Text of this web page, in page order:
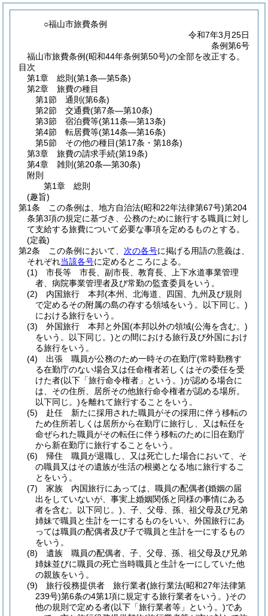
○福山市旅費条例
令和7年3月25日
条例第6号
福山市旅費条例(昭和44年条例第50号)の全部を改正する。
目次
第1章
総則 (第1条―第5条)
第2章
旅費の種目
第1節
通則 (第6条)
第2節
交通費(第7条―第10条)
第3節
宿泊費等(第11条―第13条)
第4節
転居費等(第14条―第16条)
第5節
その他の種目(第17条・第18条)
第3章
旅費の請求手続(第19条)
第4章
雑則 (第20条―第30条)
附則
第1章
総則
(趣旨)
第1条
この条例は、地方自治法(昭和22年法律第67号)第204
条第3項の規定に基づき、公務のために旅行する職員に対し
て支給する旅費について必要な事項を定めるものとする。
(定義)
第2条
この条例において、 次の各号に掲げる用語の意義は、
それぞれ当該各号に定めるところによる。
(1)
市長等 市長、副市長、教育長、上下水道事業管理
者、病院事業管理者及び常勤の監査委員をいう。
(2)
内国旅行 本邦(本州、北海道、四国、九州及び規則
で定めるその附属の島の存する領域をいう。以下同じ。)
における旅行をいう。
(3)
外国旅行 本邦と外国(本邦以外の領域(公海を含む。)
をいう。以下同じ。)との間における旅行及び外国におけ
る旅行をいう。
(4)
出張 職員が公務のため一時その在勤庁(常時勤務す
る在勤庁のない場合又は任命権者若しくはその委任を受
けた者(以下「旅行命令権者」という。)が認める場合に
は、その住所、居所その他旅行命令権者が認める場所。
以下同じ。)を離れて旅行することをいう。
(5)
赴任 新たに採用された職員がその採用に伴う移転の
ため住所若しくは居所から在勤庁に旅行し、又は転任を
命ぜられた職員がその転任に伴う移転のために旧在勤庁
から新在勤庁に旅行することをいう。
(6)
帰住 職員が退職し、又は死亡した場合において、そ
の職員又はその遺族が生活の根拠となる地に旅行するこ
とをいう。
(7)
家族 内国旅行にあっては、職員の配偶者(婚姻の届
出をしていないが、事実上婚姻関係と同様の事情にある
者を含む。以下同じ。) 、子、父母、孫、祖父母及び兄弟
姉妹で職員と生計を一にするものをいい、外国旅行にあ
っては職員の配偶者及び子で職員と生計を一にするもの
をいう。
(8)
遺族 職員の配偶者、子、父母、孫、祖父母及び兄弟
姉妹並びに職員の死亡当時職員と生計を一にしていた他
の親族をいう。
(9)
旅行役務提供者 旅行業者(旅行業法(昭和27年法律第
239号)第6条の4第1項に規定する旅行業者をいう。)その
他の規則で定める者(以下「旅行業者等」という。)であ